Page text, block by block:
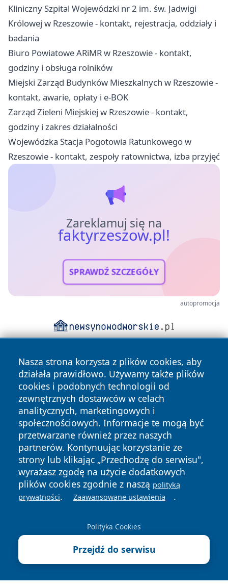
Kliniczny Szpital Wojewódzki nr 2 im. św. Jadwigi
Królowej w Rzeszowie - kontakt, rejestracja, oddziały i
badania
Biuro Powiatowe ARiMR w Rzeszowie - kontakt,
godziny i obsługa rolników
Miejski Zarząd Budynków Mieszkalnych w Rzeszowie -
kontakt, awarie, opłaty i e-BOK
Zarząd Zieleni Miejskiej w Rzeszowie - kontakt,
godziny i zakres działalności
Wojewódzka Stacja Pogotowia Ratunkowego w
Rzeszowie - kontakt, zespoły ratownictwa, izba przyjęć
Zareklamuj się na
faktyrzeszow.pl!
SPRAWDŹ SZCZEGÓŁY
autopromocja
Nasza strona korzysta z plików cookies, aby
działała prawidłowo. Używamy także plików
cookies i podobnych technologii od
zewnętrznych dostawców w celach
analitycznych, marketingowych i
społecznościowych. Informacje te mogą być
przetwarzane również przez naszych
partnerów. Kontynuując korzystanie ze
strony lub klikając „Przechodzę do serwisu",
wyrażasz zgodę na użycie dodatkowych
plików cookies zgodnie z naszą polityką
prywatności. Zaawansowane ustawienia .
Polityka Cookies
Przejdź do serwisu
Copyright © 2026 faktyrzeszow.pl Wszystkie prawa
zastrzeżone.
Autorzy
Polityka
Prywatności
Polityka
Cookies